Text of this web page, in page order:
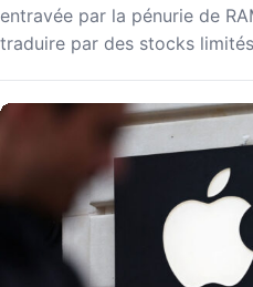
entravée par la pénurie de
traduire par des stocks